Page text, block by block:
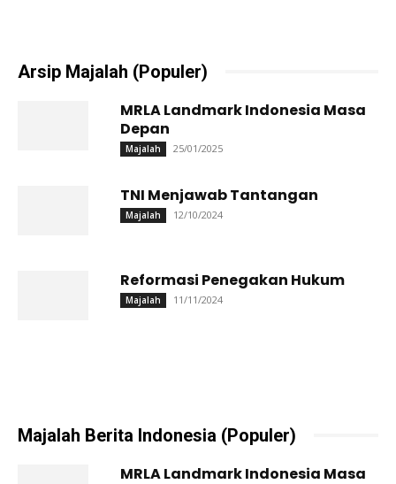
Arsip Majalah (Populer)
MRLA Landmark Indonesia Masa
Depan
Majalah 25/01/2025
TNI Menjawab Tantangan
Majalah 12/10/2024
Reformasi Penegakan Hukum
Majalah 11/11/2024
Majalah Berita Indonesia (Populer)
MRLA Landmark Indonesia Masa